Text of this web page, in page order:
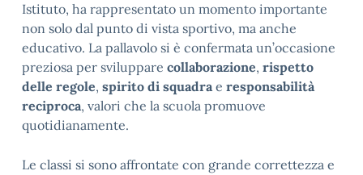
Istituto, ha rappresentato un momento importante
non solo dal punto di vista sportivo, ma anche
educativo. La pallavolo si è confermata un’occasione
preziosa per sviluppare collaborazione, rispetto
delle regole, spirito di squadrae responsabilità
reciproca, valori che la scuola promuove
quotidianamente.
Le classi si sono affrontate con grande correttezza e